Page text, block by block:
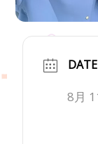
DATE
8月